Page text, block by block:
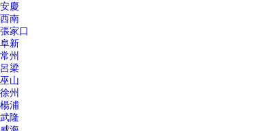
安慶
西南
張家口
阜新
常州
呂梁
巫山
徐州
楊浦
武隆